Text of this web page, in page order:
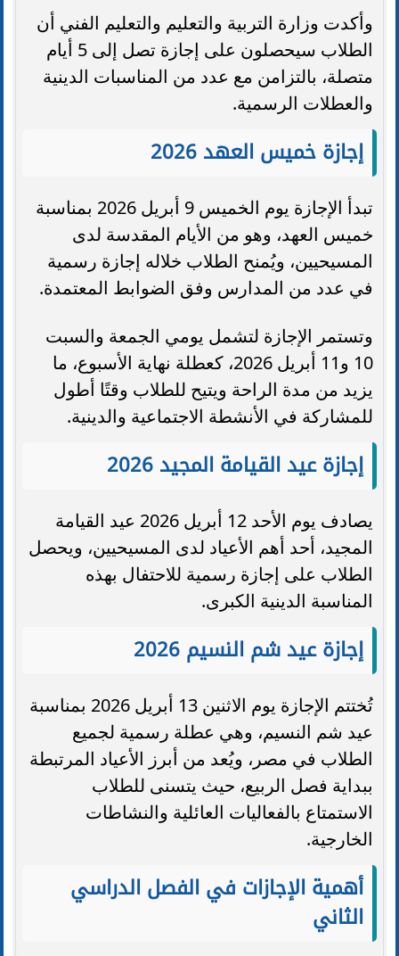
وأكدت وزارة التربية والتعليم والتعليم الفني أن
الطلاب سيحصلون على إجازة تصل إلى 5 أيام
متصلة، بالتزامن مع عدد من المناسبات الدينية
والعطلات الرسمية.
إجازة خميس العهد 2026
تبدأ الإجازة يوم الخميس 9 أبريل 2026 بمناسبة
خميس العهد، وهو من الأيام المقدسة لدى
المسيحيين، ويُمنح الطلاب خلاله إجازة رسمية
في عدد من المدارس وفق الضوابط المعتمدة.
وتستمر الإجازة لتشمل يومي الجمعة والسبت
10 و11 أبريل 2026، كعطلة نهاية الأسبوع، ما
يزيد من مدة الراحة ويتيح للطلاب وقتًا أطول
للمشاركة في الأنشطة الاجتماعية والدينية.
إجازة عيد القيامة المجيد 2026
يصادف يوم الأحد 12 أبريل 2026 عيد القيامة
المجيد، أحد أهم الأعياد لدى المسيحيين، ويحصل
الطلاب على إجازة رسمية للاحتفال بهذه
المناسبة الدينية الكبرى.
إجازة عيد شم النسيم 2026
تُختتم الإجازة يوم الاثنين 13 أبريل 2026 بمناسبة
عيد شم النسيم، وهي عطلة رسمية لجميع
الطلاب في مصر، ويُعد من أبرز الأعياد المرتبطة
ببداية فصل الربيع، حيث يتسنى للطلاب
الاستمتاع بالفعاليات العائلية والنشاطات
الخارجية.
أهمية الإجازات في الفصل الدراسي
الثاني